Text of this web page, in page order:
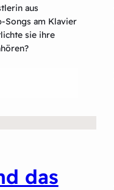
aus
am Klavier
sie ihre
das